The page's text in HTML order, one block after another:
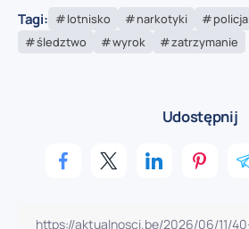
Tagi: lotnisko narkotyki policja
śledztwo
wyrok zatrzymanie
Udostępnij